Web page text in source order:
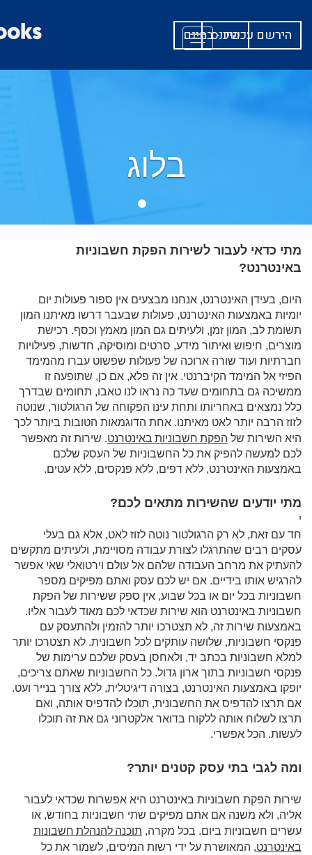
הירשם עכשיו - בחינם
היכנס
Toggle
navigation
בלוג
מתי כדאי לעבור לשירות הפקת חשבוניות
באינטרנט?
היום, בעידן האינטרנט, אנחנו מבצעים אין ספור פעולות יום
יומיות באמצעות האינטרנט, פעולות שבעבר דרשו מאיתנו המון
תשומת לב, המון זמן, ולעיתים גם המון מאמץ וכסף. רכישת
מוצרים, חיפוש ואיתור מידע, סרטים ומוסיקה, חדשות, פעילויות
חברתיות ועוד שורה ארוכה של פעולות שפשוט עברו מהמימד
הפיזי אל המימד הקיברנטי. אין זה פלא, אם כן, שתופעה זו
ממשיכה גם בתחומים שעד כה נראו לנו טאבו, תחומים שבדרך
כלל נמצאים באחריותו ותחת עינו הפקוחה של הרגולטור, שנוטה
לזוז הרבה יותר לאט מאיתנו. אחת הדוגמאות הטובות ביותר לכך
היא השירות של הפקת חשבוניות באינטרנט. שירות זה מאפשר
לכם למעשה להפיק את כל החשבוניות של העסק שלכם
באמצעות האינטרנט, ללא דפים, ללא פנקסים, ללא עטים.
מתי יודעים שהשירות מתאים לכם?
י
חד עם זאת, לא רק הרגולטור נוטה לזוז לאט, אלא גם בעלי
עסקים רבים שהתרגלו לצורת עבודה מסויימת, ולעיתים מתקשים
להעתיק את מרחב העבודה שלהם אל עולם וירטואלי שאי אפשר
להרגיש אותו בידיים. אם יש לכם עסק ואתם מפיקים מספר
חשבוניות בכל יום או בכל שבוע, אין ספק ששירות של הפקת
חשבוניות באינטרנט הוא שירות שכדאי לכם מאוד לעבור אליו.
באמצעות שירות זה, לא תצטרכו יותר להזמין ולהתעסק עם
פנקסי חשבוניות, שלושה עותקים לכל חשבונית. לא תצטרכו יותר
למלא חשבוניות בכתב יד, ולאחסן בעסק שלכם ערימות של
פנקסי חשבוניות בתוך ארון גדול. כל החשבוניות שאתם צריכים,
יופקו באמצעות האינטרנט, בצורה דיגיטלית, ללא צורך בנייר ועט.
אם תרצו להדפיס את החשבונית, תוכלו להדפיס אותה, ואם
תרצו לשלוח אותה ללקוח בדואר אלקטרוני גם את זה תוכלו
לעשות. הכל אפשרי.
ומה לגבי בתי עסק קטנים יותר?
שירות הפקת חשבוניות באינטרנט היא אפשרות שכדאי לעבור
אליה, ולא משנה אם אתם מפיקים שתי חשבוניות בחודש, או
עשרים חשבוניות ביום. בכל מקרה, תוכנה להנהלת חשבונות
באינטרנט, המאושרת על ידי רשות המיסים, לשמור את כל